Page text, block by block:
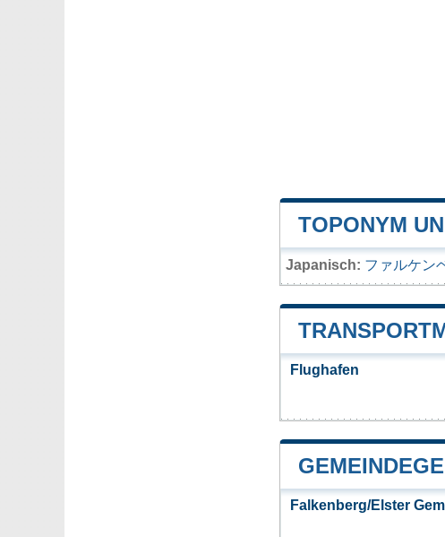
TOPONYM
Japanisch: ファルケン
Flughafen
Falkenberg/Elster